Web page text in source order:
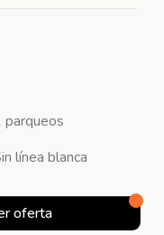
parqueos
línea blanca
oferta